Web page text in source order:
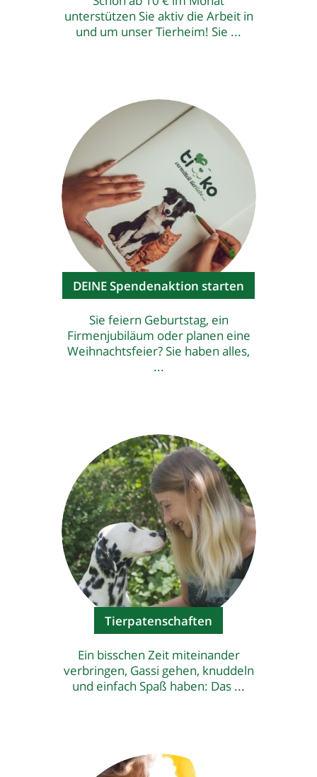
unterstützen Sie aktiv die Arbeit in
und um unser Tierheim! Sie ...
DEINE Spendenaktion starten
Sie feiern Geburtstag, ein
Firmenjubiläum oder planen eine
Weihnachtsfeier? Sie haben alles,
...
Tierpatenschaften
Ein bisschen Zeit miteinander
verbringen, Gassi gehen, knuddeln
und einfach Spaß haben: Das ...